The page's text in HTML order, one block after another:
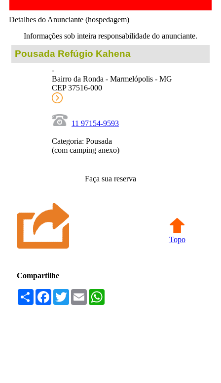
Detalhes do Anunciante (hospedagem)
Informações sob inteira responsabilidade do anunciante.
Pousada Refúgio Kahena
-
Bairro da Ronda - Marmelópolis - MG
CEP 37516-000
11 97154-9593
Categoria: Pousada
(com camping anexo)
Faça sua reserva
Topo
Compartilhe
Compartilhar
Facebook
TwitterEmail